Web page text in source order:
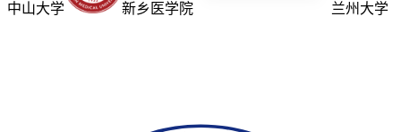
中山大学 新乡医学院 兰州大学